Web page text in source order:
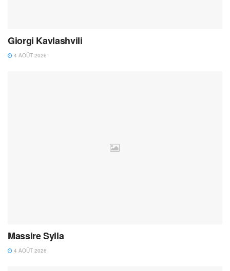
Giorgi Kavlashvili
4 AOÛT 2026
Massire Sylla
4 AOÛT 2026